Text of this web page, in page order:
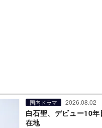
国内ドラマ 2026.08.02
白石聖、デビュー10
在地